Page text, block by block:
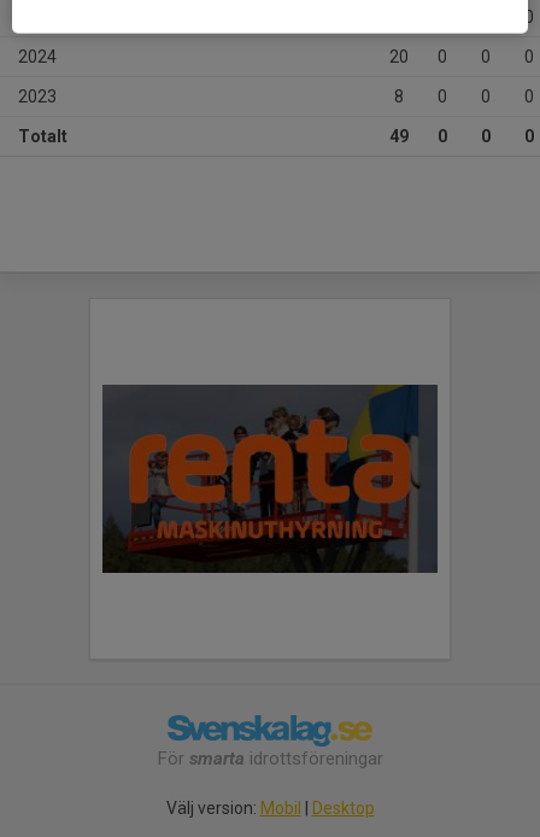
0
2024 20 0 0 0
2023 8 0 0 0
Totalt 49 0 0 0
För smarta idrottsföreningar
Välj version: Mobil Desktop